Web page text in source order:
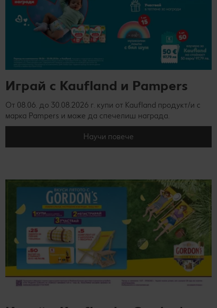
Играй с Kaufland и Pampers
От 08.06. до 30.08.2026 г. купи от Kaufland продукт/и с
марка Pampers и може да спечелиш награда.
Научи повече